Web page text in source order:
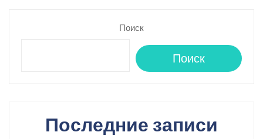
Поиск
Поиск
Последние записи